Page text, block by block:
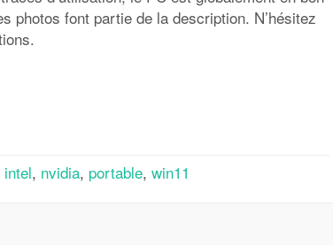
photos font partie de la description. N’hésitez
intel, nvidia, portable, win11